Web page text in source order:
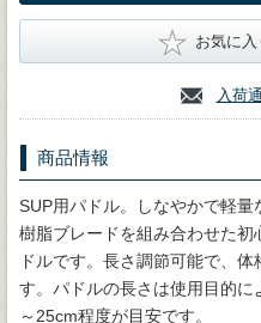
★ お気に
入荷
商品情報
SUP用パドル。しなやかで軽
樹脂ブレードを組み合わせた
ドルです。長さ調節可能で、
す。パドルの長さは使用目的
～25cm程度が目安です。